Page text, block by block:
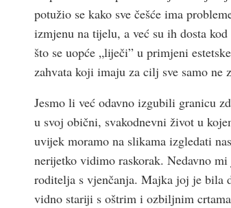
potužio se kako sve češće ima
izmjenu na tijelu, a već su ih dosta
što se uopće „liječi” u primjeni
zahvata koji imaju za cilj sve samo ne
Jesmo li već odavno izgubili granicu
u svoj obični, svakodnevni život u
uvijek moramo na slikama izgledati
nerijetko vidimo raskorak. Nedavno
roditelja s vjenčanja. Majka joj je bila
vidno stariji s oštrim i ozbiljnim